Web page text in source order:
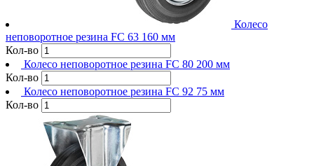
Колесо
неповоротное резина FC 63 160 мм
Кол-во
Колесо неповоротное резина FC 80 200 мм
Кол-во
Колесо неповоротное резина FC 92 75 мм
Кол-во